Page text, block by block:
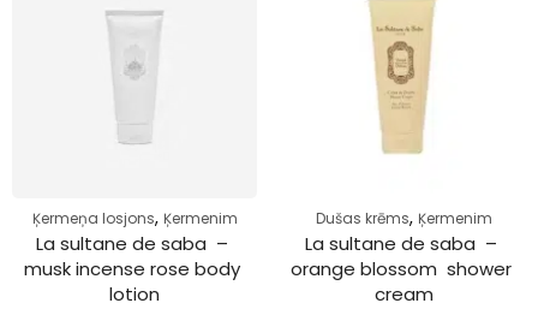
Ķermeņa losjons, Ķermenim
La sultane de saba  –
musk incense rose body
lotion
Dušas krēms, Ķermenim
La sultane de saba  –
orange blossom  shower
cream